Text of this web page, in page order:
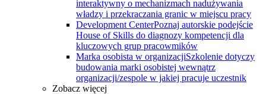
interaktywny o mechanizmach nadużywania
władzy i przekraczania granic w miejscu pracy
Development CenterPoznaj autorskie podejście
House of Skills do diagnozy kompetencji dla
kluczowych grup pracowmików
Marka osobista w organizacjiSzkolenie dotyczy
budowania marki osobistej wewnątrz
organizacji/zespole w jakiej pracuje uczestnik
Zobacz więcej